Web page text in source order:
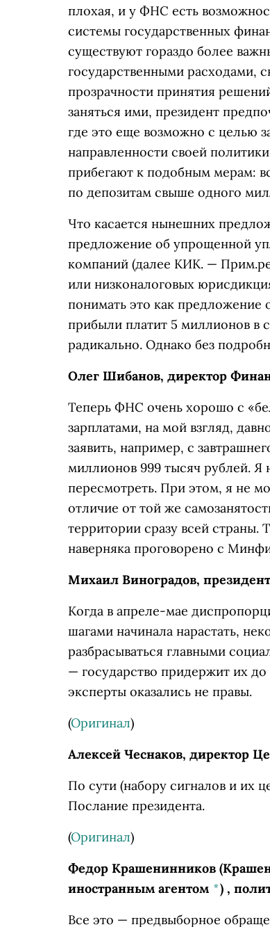
плохая, и у ФНС есть
системы государственных
существуют гораздо более
государственными расходами,
прозрачности принятия
заняться ими, президент
где это еще возможно с целью
направленности своей
прибегают к подобным мерам:
по депозитам свыше одного
Что касается нынешних
предложение об упрощенной
компаний (далее КИК. —
или низконалоговых
понимать это как предложение
прибыли платит 5 миллионов в
радикально. Однако без
Олег Шибанов, директор
Теперь ФНС очень хорошо с
зарплатами, на мой взгляд,
заявить, например, с
миллионов 999 тысяч рублей.
пересмотреть. При этом, я не
отличие от той же
территории сразу всей страны.
наверняка проговорено с
Михаил Виноградов,
Когда в апреле-мае
шагами начинала нарастать,
разбрасываться главными
— государство придержит их
эксперты оказались не правы.
(Оригинал)
Алексей Чеснаков, директор
По сути (набору сигналов и их
Послание президента.
(Оригинал)
Федор Крашенинников
иностранным агентом *) ,
Все это — предвыборное